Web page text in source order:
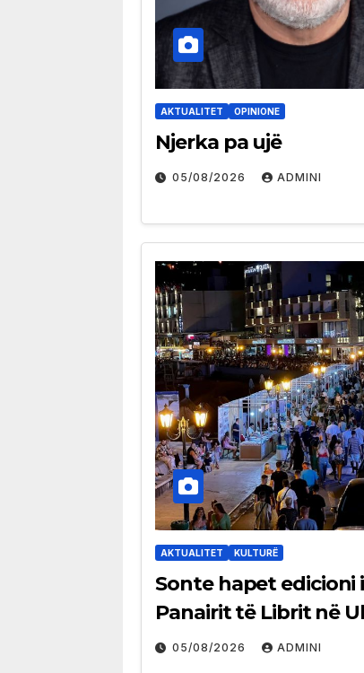
AKTUALITET OPINIONE
Njerka pa ujë
05/08/2026 ADMINI
AKTUALITET KULTURË
Sonte hapet edicioni
Panairit të Librit në
05/08/2026 ADMINI